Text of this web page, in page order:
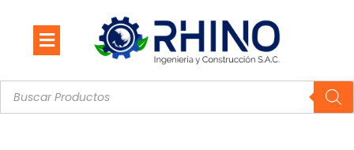
contenido
Búsqueda
de
productos